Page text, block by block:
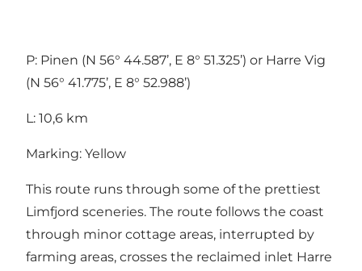
P: Pinen (N 56° 44.587’, E 8° 51.325’) or Harre Vig
(N 56° 41.775’, E 8° 52.988’)
L: 10,6 km
Marking: Yellow
This route runs through some of the prettiest
Limfjord sceneries. The route follows the coast
through minor cottage areas, interrupted by
farming areas, crosses the reclaimed inlet Harre